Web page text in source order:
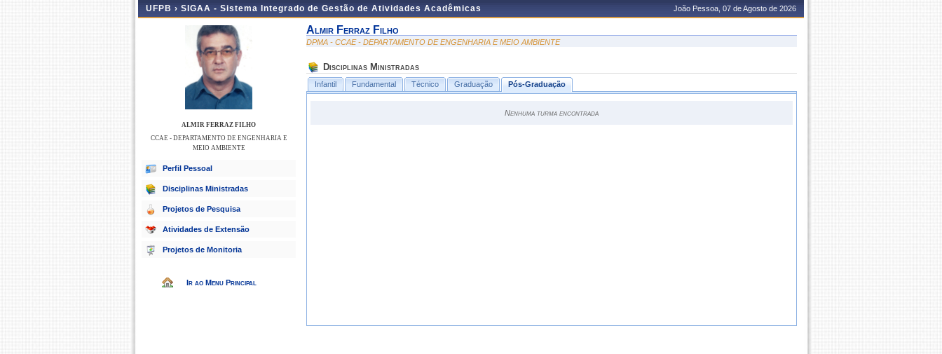
UFPB › SIGAA - Sistema Integrado de Gestão de Atividades Acadêmicas João Pessoa, 07 de Agosto de 2026
ALMIR FERRAZ FILHO
CCAE - DEPARTAMENTO DE ENGENHARIA E
MEIO AMBIENTE
Perfil Pessoal
Disciplinas Ministradas
Projetos de Pesquisa
Atividades de Extensão
Projetos de Monitoria
Ir ao Menu Principal
Almir Ferraz Filho
DPMA - CCAE - DEPARTAMENTO DE ENGENHARIA E MEIO AMBIENTE
Disciplinas Ministradas
Infantil Fundamental Técnico Graduação Pós-Graduação
Nenhuma turma encontrada